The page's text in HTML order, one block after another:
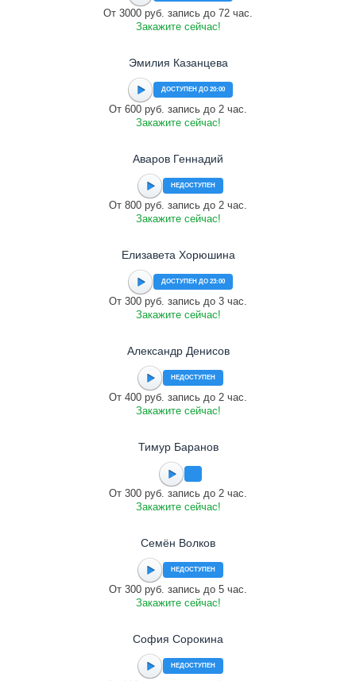
От 3000 руб. запись до 72 час.
Закажите сейчас!
Эмилия Казанцева
ДОСТУПЕН ДО 20:00
От 600 руб. запись до 2 час.
Закажите сейчас!
Аваров Геннадий
НЕДОСТУПЕН
От 800 руб. запись до 2 час.
Закажите сейчас!
Елизавета Хорюшина
ДОСТУПЕН ДО 23:00
От 300 руб. запись до 3 час.
Закажите сейчас!
Александр Денисов
НЕДОСТУПЕН
От 400 руб. запись до 2 час.
Закажите сейчас!
Тимур Баранов
От 300 руб. запись до 2 час.
Закажите сейчас!
Семён Волков
НЕДОСТУПЕН
От 300 руб. запись до 5 час.
Закажите сейчас!
София Сорокина
НЕДОСТУПЕН